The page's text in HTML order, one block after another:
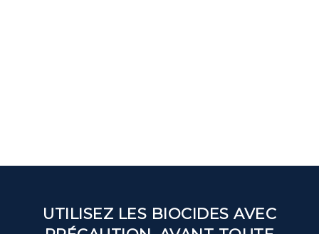
UTILISEZ LES BIOCIDES AVEC